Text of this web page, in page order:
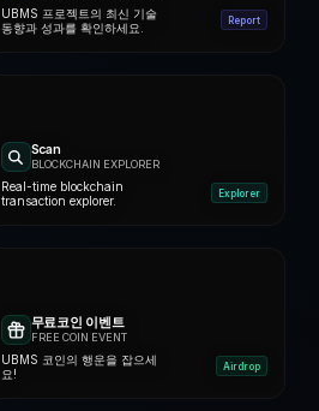
UBMS 프로젝트의 최신 기술
동향과 성과를 확인하세요.
Report
Scan
BLOCKCHAIN EXPLORER
Real-time blockchain
transaction explorer.
Explorer
무료코인 이벤트
FREE COIN EVENT
UBMS 코인의 행운을 잡으세
요!
Airdrop